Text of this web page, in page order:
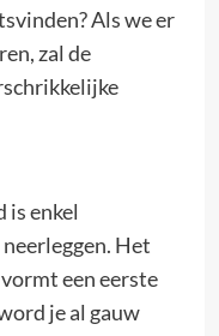
Als we er
zal de
enkel
Het
een eerste
je al gauw